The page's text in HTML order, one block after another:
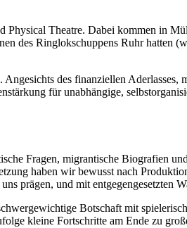
Theatre. Dabei kommen in
des Ringlokschuppens Ruhr hatten
des finanziellen
für unabhängige,
Fragen, migrantische Biografien
haben wir bewusst nach
prägen, und mit entgegengesetzten
Botschaft mit
kleine Fortschritte am Ende zu